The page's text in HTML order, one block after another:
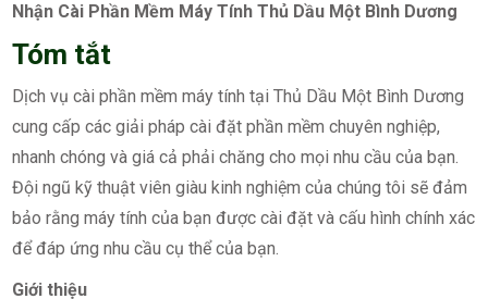
Nhận Cài Phần Mềm Máy Tính Thủ Dầu Một Bình Dương
Tóm tắt
Dịch vụ cài phần mềm máy tính tại Thủ Dầu Một Bình Dương
cung cấp các giải pháp cài đặt phần mềm chuyên nghiệp,
nhanh chóng và giá cả phải chăng cho mọi nhu cầu của bạn.
Đội ngũ kỹ thuật viên giàu kinh nghiệm của chúng tôi sẽ đảm
bảo rằng máy tính của bạn được cài đặt và cấu hình chính xác
để đáp ứng nhu cầu cụ thể của bạn.
Giới thiệu